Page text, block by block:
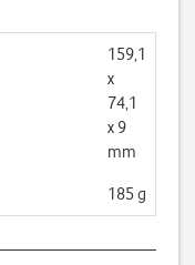
159,1
x
74,1
x 9
mm
185 g